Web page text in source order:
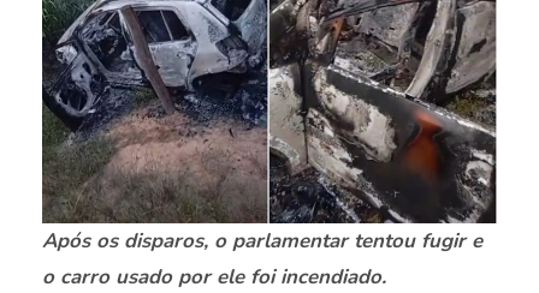
Após os disparos, o parlamentar tentou fugir e
o carro usado por ele foi incendiado.